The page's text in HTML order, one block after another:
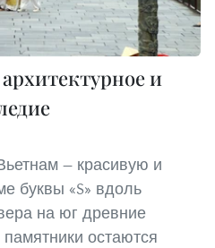
и
— красивую и
буквы «S» вдоль
на юг древние
остаются